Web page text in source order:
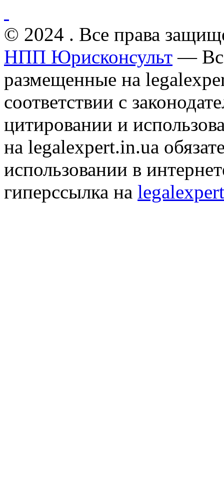
© 2024 . Все права
НПП Юрисконсульт —
размещенные на
соответствии с
цитировании и
на legalexpert.in.ua
использовании в
гиперссылка на